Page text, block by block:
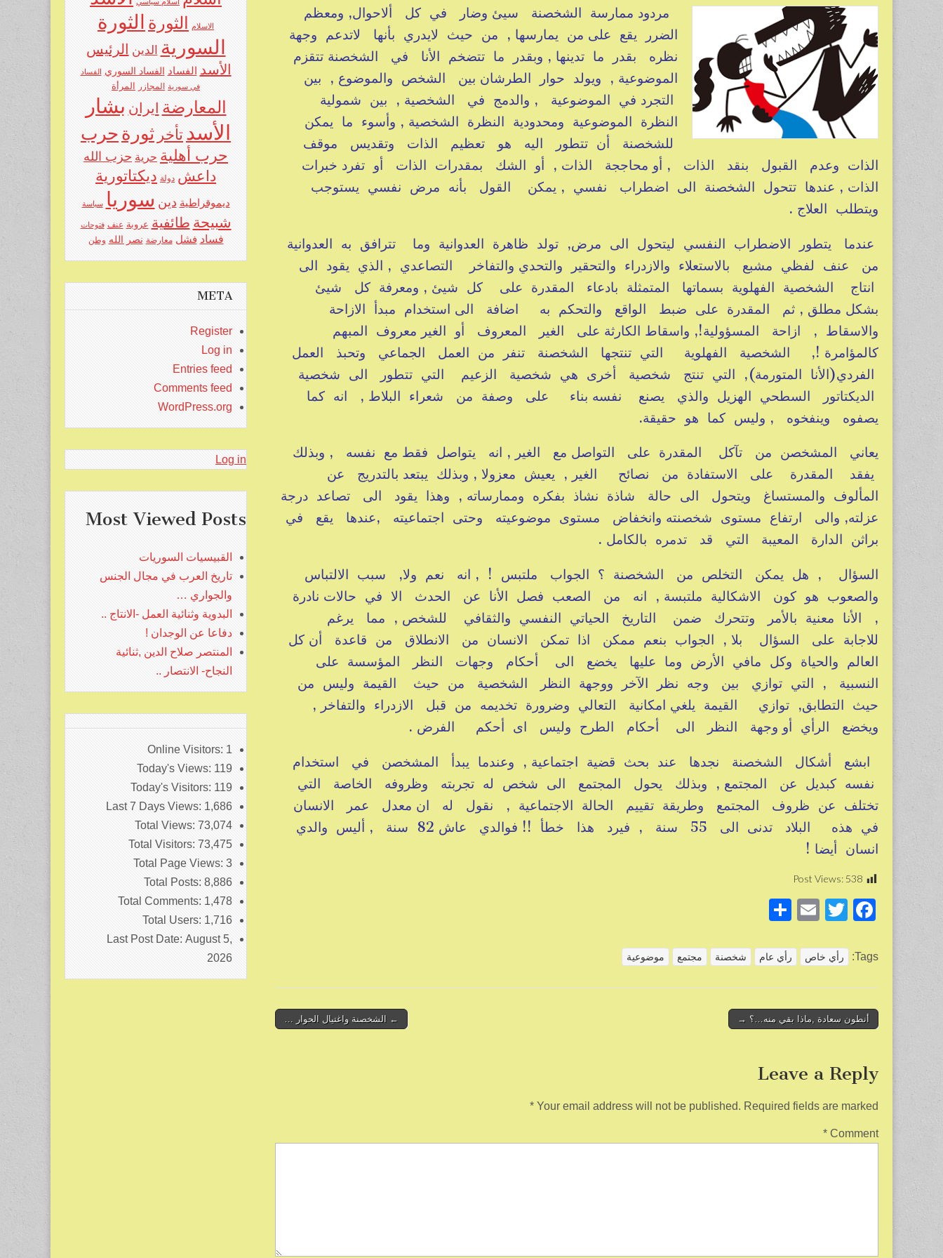
مردود ممارسة الشخصنة سيئ وضار في كل ألاحوال, ومعظم
الضرر يقع على من يمارسها , من حيث لايدري بأنها لاتدعم وجهة
نظره بقدر ما تدينها , وبقدر ما تتضخم الأنا في الشخصنة تتقزم
الموضوعية , ويولد حوار الطرشان بين الشخص والموضوع , بين
التجرد في الموضوعية , والدمج في الشخصية , بين شمولية
النظرة الموضوعية ومحدودية النظرة الشخصية , وأسوء ما يمكن
للشخصنة أن تتطور اليه هو تعظيم الذات وتقديس موقف
الذات وعدم القبول بنقد الذات , أو محاججة الذات , أو الشك بمقدرات الذات أو تفرد خبرات
الذات , عندها تتحول الشخصنة الى اضطراب نفسي , يمكن القول بأنه مرض نفسي يستوجب
ويتطلب العلاج .
عندما يتطور الاضطراب النفسي ليتحول الى مرض, تولد ظاهرة العدوانية وما تترافق به العدوانية
من عنف لفظي مشبع بالاستعلاء والازدراء والتحقير والتحدي والتفاخر التصاعدي , الذي يقود الى
انتاج الشخصية الفهلوية بسماتها المتمثلة بادعاء المقدرة على كل شيئ , ومعرفة كل شيئ
بشكل مطلق , ثم المقدرة على ضبط الواقع والتحكم به اضافة الى استخدام مبدأ الازاحة
والاسقاط , ازاحة المسؤولية!, واسقاط الكارثة على الغير المعروف أو الغير معروف المبهم
كالمؤامرة !, الشخصية الفهلوية التي تنتجها الشخصنة تنفر من العمل الجماعي وتحبذ العمل
الفردي(الأنا المتورمة), التي تنتج شخصية أخرى هي شخصية الزعيم التي تتطور الى شخصية
الديكتاتور السطحي الهزيل والذي يصنع نفسه بناء على وصفة من شعراء البلاط , انه كما
يصفوه وينفخوه , وليس كما هو حقيقة.
يعاني المشخصن من تآكل المقدرة على التواصل مع الغير , انه يتواصل فقط مع نفسه , وبذلك
يفقد المقدرة على الاستفادة من نصائح الغير , يعيش معزولا , وبذلك يبتعد بالتدريج عن
المألوف والمستساغ ويتحول الى حالة شاذة نشاذ بفكره وممارساته , وهذا يقود الى تصاعد درجة
عزلته, والى ارتفاع مستوى شخصنته وانخفاض مستوى موضوعيته وحتى اجتماعيته ,عندها يقع في
براثن الدارة المعيبة التي قد تدمره بالكامل .
السؤال , هل يمكن التخلص من الشخصنة ؟ الجواب ملتبس ! , انه نعم ولا, سبب الالتباس
والصعوب هو كون الاشكالية ملتبسة , انه من الصعب فصل الأنا عن الحدث الا في حالات نادرة
, الأنا معنية بالأمر وتتحرك ضمن التاريخ الحياتي النفسي والثقافي للشخص , مما يرغم
للاجابة على السؤال بلا , الجواب بنعم ممكن اذا تمكن الانسان من الانطلاق من قاعدة أن كل
العالم والحياة وكل مافي الأرض وما عليها يخضع الى أحكام وجهات النظر المؤسسة على
النسبية , التي توازي بين وجه نظر الآخر ووجهة النظر الشخصية من حيث القيمة وليس من
حيث التطابق, توازي القيمة يلغي امكانية التعالي وضرورة تخديمه من قبل الازدراء والتفاخر ,
ويخضع الرأي أو وجهة النظر الى أحكام الطرح وليس اى أحكم الفرض .
ابشع أشكال الشخصنة نجدها عند بحث قضية اجتماعية , وعندما يبدأ المشخصن في استخدام
نفسه كبديل عن المجتمع , وبذلك يحول المجتمع الى شخص له تجربته وظروفه الخاصة التي
تختلف عن ظروف المجتمع وطريقة تقييم الحالة الاجتماعية , نقول له ان معدل عمر الانسان
في هذه البلاد تدنى الى 55 سنة , فيرد هذا خطأ !! فوالدي عاش 82 سنة , أليس والدي
انسان أيضا !
Post Views: 538
F
c
o
k
T
tt
E
ail
ar
Tags: رأي خاص رأي عام شخصنة مجتمع موضوعية
Post
← الشخصنة واغتيال الحوار … أنطون سعادة ,ماذا بقي منه…؟ →
Leave a Reply
Your email address will not be published. Required fields are marked
*
Comment
*
الاسلام الثورة الثورة
السورية
الدين
الرئيس
الأسد
الفساد الفساد السوري الفساد
في سورية
المجازر المرأة
المعارضة ايران بشار
الأسد تأخر ثورة حرب
حرب أهلية حرية حزب الله
داعش دولة ديكتاتورية
ديموقراطية دين سوريا سياسة
شبيحة طائفية عروبة عنف فتوحات
فساد فشل معارضة نصر الله وطن
META
Register
Log in
Entries feed
Comments feed
WordPress.org
Log in
Most Viewed Posts
القبيسيات السوريات
تاريخ العرب في مجال الجنس
والجواري …
البدوية وثنائية العمل -الانتاج ..
دفاعا عن الوجدان !
المنتصر صلاح الدين ,ثنائية
النجاح- الانتصار ..
Online Visitors: 1
Today's Views: 119
Today's Visitors: 119
Last 7 Days Views: 1,686
Total Views: 73,074
Total Visitors: 73,475
Total Page Views: 3
Total Posts: 8,886
Total Comments: 1,478
Total Users: 1,716
Last Post Date: August 5,
2026